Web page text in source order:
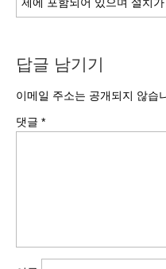
답글 남기기
이메일 주소는 공개되지 않습
댓글 *